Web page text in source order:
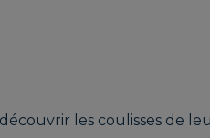
|
Quentin |
les coulisses de